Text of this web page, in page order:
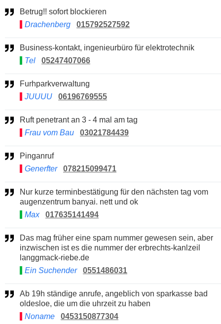
Betrug!! sofort blockieren
Drachenberg
015792527592
Business-kontakt, ingenieurbüro für elektrotechnik
Tel
05247407066
Furhparkverwaltung
JUUUU
06196769555
Ruft penetrant an 3 - 4 mal am tag
Frau vom Bau
03021784439
Pinganruf
Generfter
078215099471
Nur kurze terminbestätigung für den nächsten tag vom
augenzentrum banyai. nett und ok
Max
017635141494
Das mag früher eine spam nummer gewesen sein, aber
inzwischen ist es die nummer der erbrechts-kanlzeil
langgmack-riebe.de
Ein Suchender
0551486031
Ab 19h ständige anrufe, angeblich von sparkasse bad
oldesloe, die um die uhrzeit zu haben
Noname
0453150877304